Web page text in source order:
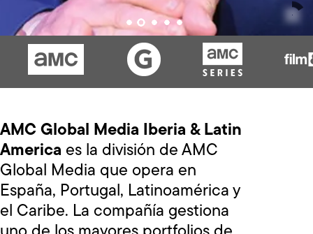
AMC Global Media Iberia & Latin
America es la división de AMC
Global Media que opera en
España, Portugal, Latinoamérica y
el Caribe. La compañía gestiona